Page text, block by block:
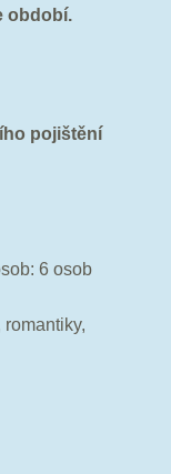
dle období.
pojištění
6 osob